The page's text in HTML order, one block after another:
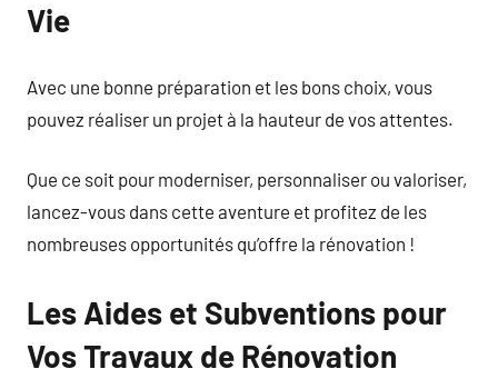
Vie
Avec une bonne préparation et les bons choix, vous
pouvez réaliser un projet à la hauteur de vos attentes.
Que ce soit pour moderniser, personnaliser ou valoriser,
lancez-vous dans cette aventure et profitez de les
nombreuses opportunités qu’offre la rénovation !
Les Aides et Subventions pour
Vos Travaux de Rénovation